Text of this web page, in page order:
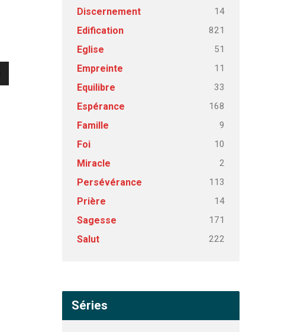
Discernement 14
Edification 821
Eglise 51
Empreinte 11
Equilibre 33
Espérance 168
Famille 9
Foi 10
Miracle 2
Persévérance 113
Prière 14
Sagesse 171
Salut 222
Séries